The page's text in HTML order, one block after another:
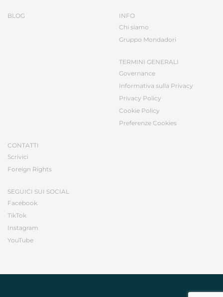
BLOG
INFO
Chi siamo
Gruppo Mondadori
TERMINI GENERALI
Governance
Informativa sulla Privacy
Privacy Policy
Cookie Policy
Preferenze Cookies
CONTATTI
Scrivici
Foreign Rights
SEGUICI SUI SOCIAL
Facebook
TikTok
Instagram
YouTube